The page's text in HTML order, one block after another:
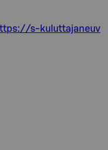
s-kuluttajaneuv